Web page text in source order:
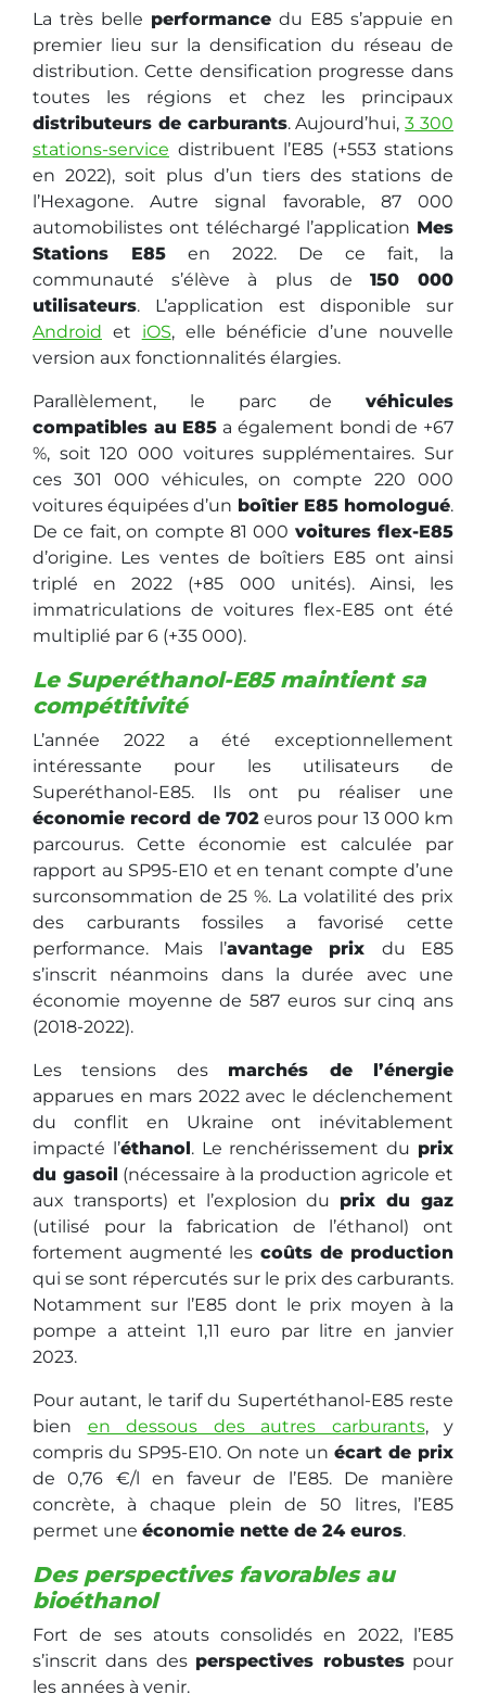
La très belle performance du E85 s’appuie en
premier lieu sur la densification du réseau de
distribution. Cette densification progresse dans
toutes les régions et chez les principaux
distributeurs de carburants. Aujourd’hui,3 300
stations-service distribuent l’E85 (+553 stations
en 2022), soit plus d’un tiers des stations de
l’Hexagone. Autre signal favorable, 87 000
automobilistes ont téléchargé l’application Mes
Stations E85 en 2022. De ce fait, la
communauté s’élève à plus de 150 000
utilisateurs. L’application est disponible sur
Android
et iOS, elle bénéficie d’une nouvelle
version aux fonctionnalités élargies.
Parallèlement, le parc de véhicules
compatibles au E85 a également bondi de +67
%, soit 120 000 voitures supplémentaires. Sur
ces 301 000 véhicules, on compte 220 000
voitures équipées d’un boîtier E85 homologué.
De ce fait, on compte 81 000 voitures flex-E85
d’origine. Les ventes de boîtiers E85 ont ainsi
triplé en 2022 (+85 000 unités). Ainsi, les
immatriculations de voitures flex-E85 ont été
multiplié par 6 (+35 000).
Le Superéthanol-E85 maintient sa
compétitivité
L’année 2022 a été exceptionnellement
intéressante pour les utilisateurs de
Superéthanol-E85. Ils ont pu réaliser une
économie record de 702euros pour 13 000 km
parcourus. Cette économie est calculée par
rapport au SP95-E10 et en tenant compte d’une
surconsommation de 25 %. La volatilité des prix
des carburants fossiles a favorisé cette
performance. Mais l’avantage prix du E85
s’inscrit néanmoins dans la durée avec une
économie moyenne de 587 euros sur cinq ans
(2018-2022).
Les tensions des marchés de l’énergie
apparues en mars 2022 avec le déclenchement
du conflit en Ukraine ont inévitablement
impacté l’éthanol. Le renchérissement du prix
du gasoil (nécessaire à la production agricole et
aux transports) et l’explosion du prix du gaz
(utilisé pour la fabrication de l’éthanol) ont
fortement augmenté les coûts de production
qui se sont répercutés sur le prix des carburants.
Notamment sur l’E85 dont le prix moyen à la
pompe a atteint 1,11 euro par litre en janvier
2023.
Pour autant, le tarif du Supertéthanol-E85 reste
bien en dessous des autres carburants, y
compris du SP95-E10. On note un écart de prix
de 0,76 €/l en faveur de l’E85. De manière
concrète, à chaque plein de 50 litres, l’E85
permet une économie nette de 24 euros.
Des perspectives favorables au
bioéthanol
Fort de ses atouts consolidés en 2022, l’E85
s’inscrit dans des perspectives robustespour
les années à venir.